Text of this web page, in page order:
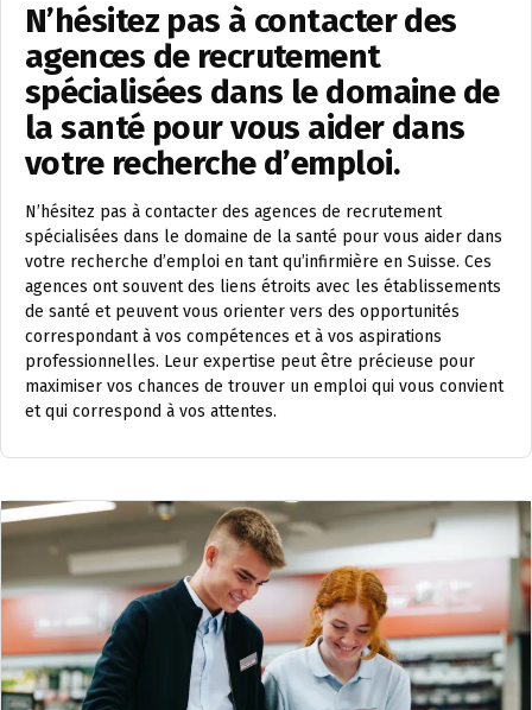
N’hésitez pas à contacter des
agences de recrutement
spécialisées dans le domaine de
la santé pour vous aider dans
votre recherche d’emploi.
N’hésitez pas à contacter des agences de recrutement
spécialisées dans le domaine de la santé pour vous aider dans
votre recherche d’emploi en tant qu’infirmière en Suisse. Ces
agences ont souvent des liens étroits avec les établissements
de santé et peuvent vous orienter vers des opportunités
correspondant à vos compétences et à vos aspirations
professionnelles. Leur expertise peut être précieuse pour
maximiser vos chances de trouver un emploi qui vous convient
et qui correspond à vos attentes.